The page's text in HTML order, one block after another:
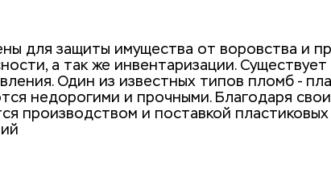
для защиты имущества от воровства и
а так же инвентаризации.
Один из известных типов пломб -
недорогими и прочными. Благодаря
производством и поставкой